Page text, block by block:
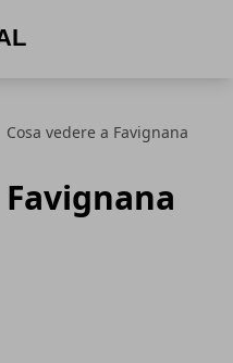
Cosa vedere a Favignana